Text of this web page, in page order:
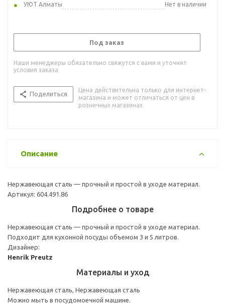
УЮТ Алматы
Нет в наличии
Под заказ
Наши менеджеры обязательно свяжутся с вами и уточнят
условия заказа
Поделиться
Цена действительна только для интернет-
магазина и может отличаться от цен в
розничных магазинах
Описание
Нержавеющая сталь — прочный и простой в уходе материал.
Артикул: 604.491.86
Подробнее о товаре
Нержавеющая сталь — прочный и простой в уходе материал.
Подходит для кухонной посуды объемом 3 и 5 литров.
Дизайнер:
Henrik Preutz
Материалы и уход
Нержавеющая сталь, Нержавеющая сталь
Можно мыть в посудомоечной машине.